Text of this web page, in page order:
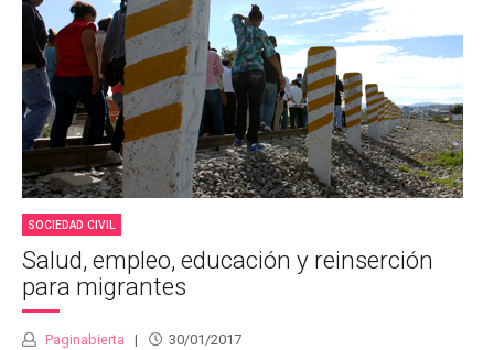
SOCIEDAD CIVIL
Salud, empleo, educación y reinserción
para migrantes
Paginabierta 30/01/2017